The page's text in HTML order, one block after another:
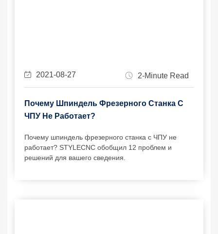
2021-08-27 2-Minute Read
Почему Шпиндель Фрезерного Станка С
ЧПУ Не Работает?
Почему шпиндель фрезерного станка с ЧПУ не
работает? STYLECNC обобщил 12 проблем и
решений для вашего сведения.